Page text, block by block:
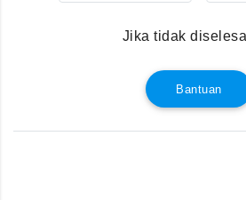
Jika tidak
Bantuan